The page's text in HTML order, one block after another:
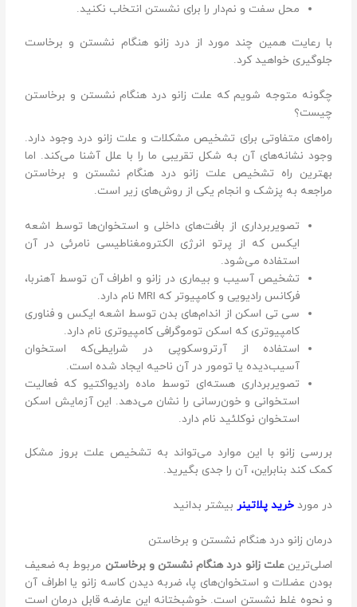
محل سفت و نم‌دار را برای نشستن انتخاب نکنید.
با رعایت همین چند مورد از درد زانو هنگام نشستن و برخاست
جلوگیری خواهید کرد.
چگونه متوجه شویم که علت زانو درد هنگام نشستن و برخاستن
چیست؟
راه‌های متفاوتی برای تشخیص مشکلات و علت زانو درد وجود دارد.
وجود نشانه‌های آن به شکل تقریبی ما را با علل آشنا می‌کند. اما
بهترین راه تشخیص علت زانو درد هنگام نشستن و برخاستن
مراجعه به پزشک و انجام یکی از روش‌های زیر است.
تصویر‌برداری از بافت‌های داخلی و استخوان‌ها توسط اشعه
ایکس که از پرتو انرژی الکترومغناطیسی نامرئی در آن
استفاده می‌شود.
تشخیص آسیب و بیماری در زانو و اطراف آن توسط آهنربا،
فرکانس رادیویی و کامپیوتر که MRI نام دارد.
سی تی اسکن از اندام‌های بدن توسط اشعه ایکس و فناوری
کامپیوتری که اسکن توموگرافی کامپیوتری نام دارد.
استفاده از آرتروسکوپی در شرایطی‌که استخوان
آسیب‌دیده یا تومور در آن ناحیه ایجاد شده است.
تصویر‌برداری هسته‌ای توسط ماده رادیو‌اکتیو که فعالیت
استخوانی و خون‌رسانی را نشان می‌دهد. این آزمایش اسکن
استخوان نوکلئید نام دارد.
بررسی زانو‌ با این موارد می‌تواند به تشخیص علت بروز مشکل
کمک کند بنابراین، آن را جدی بگیرید.
در موردخرید پلاتینر بیشتر بدانید
درمان زانو درد هنگام نشستن و برخاستن
اصلی‌ترینعلت زانو درد هنگام نشستن و برخاستن مربوط‌ به ضعیف
بودن عضلات و استخوان‌های پا، ضربه دیدن کاسه زانو یا اطراف آن
و نحوه غلط نشستن است. خوشبختانه این عارضه قابل درمان است